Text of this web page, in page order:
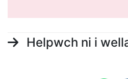
Helpwch ni i